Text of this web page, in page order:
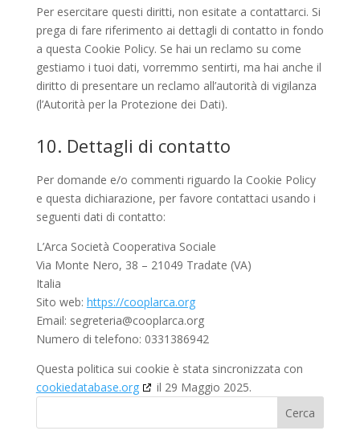
Per esercitare questi diritti, non esitate a contattarci. Si
prega di fare riferimento ai dettagli di contatto in fondo
a questa Cookie Policy. Se hai un reclamo su come
gestiamo i tuoi dati, vorremmo sentirti, ma hai anche il
diritto di presentare un reclamo all’autorità di vigilanza
(l’Autorità per la Protezione dei Dati).
10. Dettagli di contatto
Per domande e/o commenti riguardo la Cookie Policy
e questa dichiarazione, per favore contattaci usando i
seguenti dati di contatto:
L’Arca Società Cooperativa Sociale
Via Monte Nero, 38 – 21049 Tradate (VA)
Italia
Sito web: https://cooplarca.org
Email: segreteria@cooplarca.org
Numero di telefono: 0331386942
Questa politica sui cookie è stata sincronizzata con
cookiedatabase.org
il 29 Maggio 2025.
Cerca